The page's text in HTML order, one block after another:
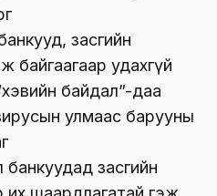
засгийн
байгаагаар удахгүй
байдал”-даа
улмаас барууны
банкуудад засгийн